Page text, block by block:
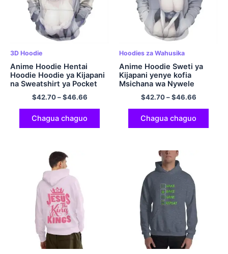
3D Hoodie
Anime Hoodie Hentai
Hoodie Hoodie ya Kijapani
na Sweatshirt ya Pocket
Polyester Pullover Hooded
$42.70–$46.66
Chagua chaguo
Hoodies za Wahusika
Anime Hoodie Sweti ya
Kijapani yenye kofia
Msichana wa Nywele
Nyeupe Hentai Hoodie
Polyester Pullover Hoodie
$42.70–$46.66
Chagua chaguo